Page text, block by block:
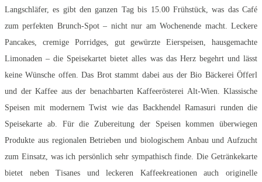
Langschläfer, es gibt den ganzen Tag bis 15.00 Frühstück, was das Café
zum perfekten Brunch-Spot – nicht nur am Wochenende macht. Leckere
Pancakes, cremige Porridges, gut gewürzte Eierspeisen, hausgemachte
Limonaden – die Speisekartet bietet alles was das Herz begehrt und lässt
keine Wünsche offen. Das Brot stammt dabei aus der Bio Bäckerei Öfferl
und der Kaffee aus der benachbarten Kaffeerösterei Alt-Wien. Klassische
Speisen mit modernem Twist wie das Backhendel Ramasuri runden die
Speisekarte ab. Für die Zubereitung der Speisen kommen überwiegen
Produkte aus regionalen Betrieben und biologischem Anbau und Aufzucht
zum Einsatz, was ich persönlich sehr sympathisch finde. Die Getränkekarte
bietet neben Tisanes und leckeren Kaffeekreationen auch originelle